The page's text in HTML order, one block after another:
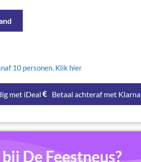
10 personen. Klik hier
met iDeal Betaal achteraf met Klarna
De Feestneus?